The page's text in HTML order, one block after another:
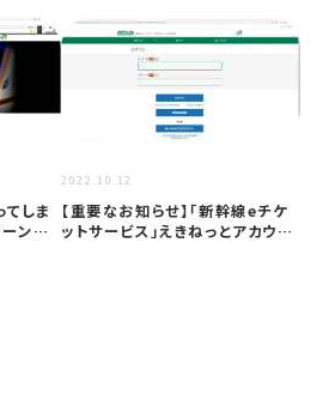
しま
ーンの
2022.10.12
【重要なお知らせ】「新幹線eチケ
ットサービス」えきねっとアカウン